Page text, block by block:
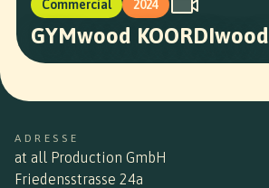
Commercial 2024
GYMwood KOORDIwood
ADRESSE
at all Production GmbH
Friedensstrasse 24a